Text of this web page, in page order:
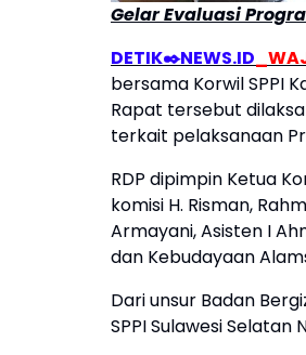
Gelar Evaluasi
DETIK✒️NEWS.ID
bersama Korwil SPPI
Rapat tersebut
terkait pelaksanaan
RDP dipimpin Ketua
komisi H. Risman,
Armayani, Asisten I
dan Kebudayaan
Dari unsur Badan
SPPI Sulawesi Selatan